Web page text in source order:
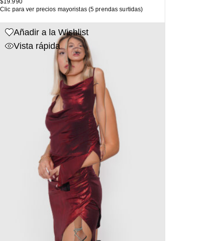
$19.990
Clic para ver precios mayoristas (5 prendas surtidas)
Añadir a la Wishlist
Vista rápida